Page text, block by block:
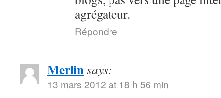
agrégateur.
Répondre
Merlinsays:
13 mars 2012 at 18 h 56 min